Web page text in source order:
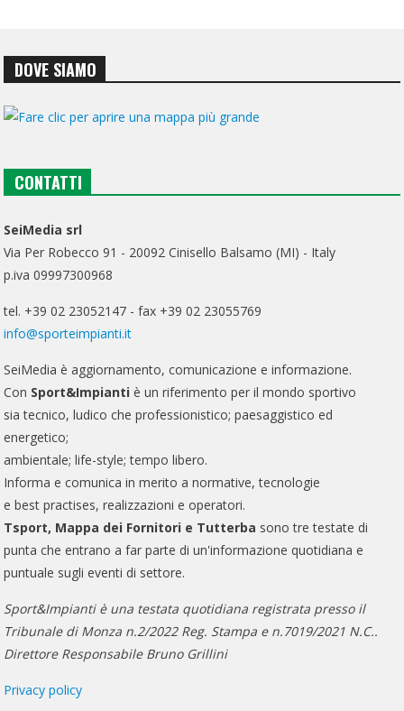
DOVE SIAMO
CONTATTI
SeiMedia srl
Via Per Robecco 91 - 20092 Cinisello Balsamo (MI) - Italy
p.iva 09997300968
tel. +39 02 23052147 - fax +39 02 23055769
info@sporteimpianti.it
SeiMedia è aggiornamento, comunicazione e informazione.
Con Sport&Impianti è un riferimento per il mondo sportivo
sia tecnico, ludico che professionistico; paesaggistico ed
energetico;
ambientale; life-style; tempo libero.
Informa e comunica in merito a normative, tecnologie
e best practises, realizzazioni e operatori.
Tsport, Mappa dei Fornitori e Tutterba sono tre testate di
punta che entrano a far parte di un'informazione quotidiana e
puntuale sugli eventi di settore.
Sport&Impianti è una testata quotidiana registrata presso il
Tribunale di Monza n.2/2022 Reg. Stampa e n.7019/2021 N.C..
Direttore Responsabile Bruno Grillini
Privacy policy